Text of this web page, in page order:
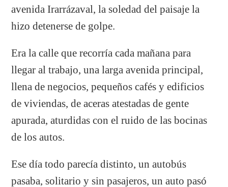
avenida Irarrázaval, la soledad del paisaje la
hizo detenerse de golpe.
Era la calle que recorría cada mañana para
llegar al trabajo, una larga avenida principal,
llena de negocios, pequeños cafés y edificios
de viviendas, de aceras atestadas de gente
apurada, aturdidas con el ruido de las bocinas
de los autos.
Ese día todo parecía distinto, un autobús
pasaba, solitario y sin pasajeros, un auto pasó